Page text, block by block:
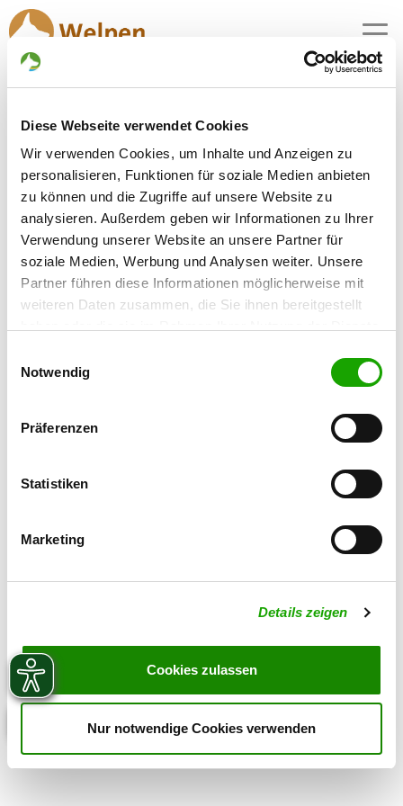
Diese Webseite verwendet Cookies
Wir verwenden Cookies, um Inhalte und Anzeigen zu
personalisieren, Funktionen für soziale Medien anbieten
zu können und die Zugriffe auf unsere Website zu
analysieren. Außerdem geben wir Informationen zu Ihrer
Verwendung unserer Website an unsere Partner für
soziale Medien, Werbung und Analysen weiter. Unsere
Partner führen diese Informationen möglicherweise mit
weiteren Daten zusammen, die Sie ihnen bereitgestellt
Cookies, wenn Sie unsere Webseite weiterhin nutzen.
Notwendig
Präferenzen
Statistiken
Marketing
Details zeigen
Cookies zulassen
Nur notwendige Cookies verwenden
MENU
Zuchtstätte:
von der Westerheide
Gründungsdatum: 11.03.2008
Züchter
Kontakt